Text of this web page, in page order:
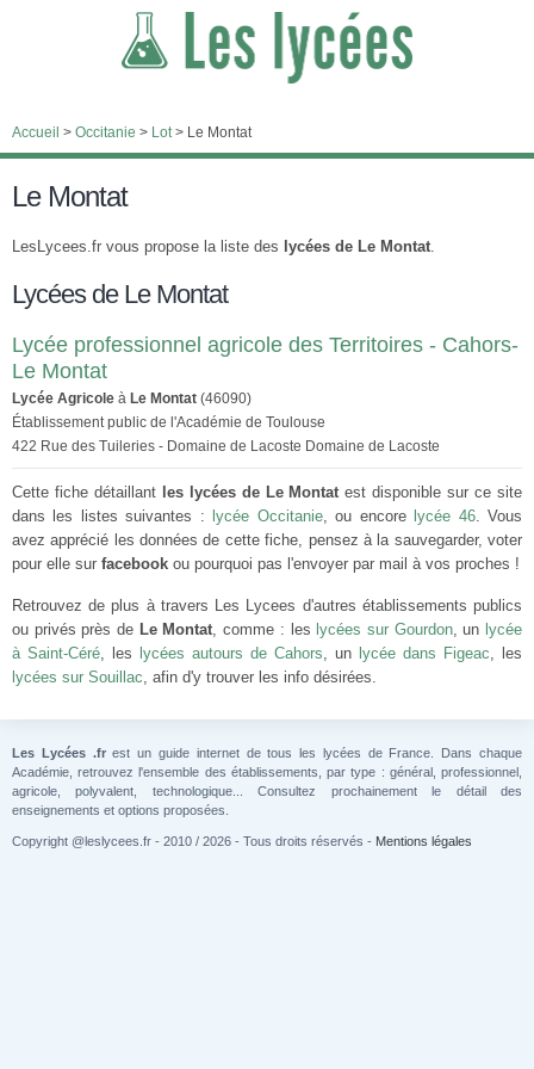
Accueil > Occitanie > Lot> Le Montat
Le Montat
LesLycees.fr vous propose la liste des lycées de Le Montat.
Lycées de Le Montat
Lycée professionnel agricole des Territoires - Cahors-
Le Montat
Lycée Agricole à Le Montat (46090)
Établissement public de l'Académie de Toulouse
422 Rue des Tuileries - Domaine de Lacoste Domaine de Lacoste
Cette fiche détaillant les lycées de Le Montatest disponible sur ce site
dans les listes suivantes :
lycée Occitanie, ou encore lycée 46. Vous
avez apprécié les données de cette fiche, pensez à la sauvegarder, voter
pour elle sur facebook ou pourquoi pas l'envoyer par mail à vos proches !
Retrouvez de plus à travers Les Lycees d'autres établissements publics
ou privés près de Le Montat, comme : les lycées sur Gourdon, un lycée
à Saint-Céré, les lycées autours de Cahors, un lycée dans Figeac, les
lycées sur Souillac, afin d'y trouver les info désirées.
Les Lycées .frest un guide internet de tous les lycées de France. Dans chaque
Académie, retrouvez l'ensemble des établissements, par type : général, professionnel,
agricole, polyvalent, technologique... Consultez prochainement le détail des
enseignements et options proposées.
Copyright @leslycees.fr - 2010 / 2026 - Tous droits réservés - Mentions légales